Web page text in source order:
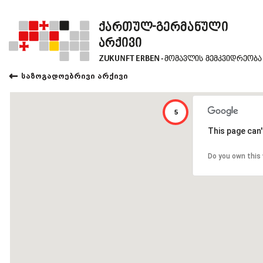
← საზოგადოებრივი არქივი
5
This page
Do you own